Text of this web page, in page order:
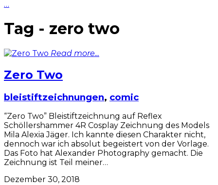
…
Tag - zero two
Read more...
Zero Two
bleistiftzeichnungen, comic
“Zero Two” Bleistiftzeichnung auf Reflex
Schöllershammer 4R Cosplay Zeichnung des Models
Mila Alexia Jäger. Ich kannte diesen Charakter nicht,
dennoch war ich absolut begeistert von der Vorlage.
Das Foto hat Alexander Photography gemacht. Die
Zeichnung ist Teil meiner…
Dezember 30, 2018